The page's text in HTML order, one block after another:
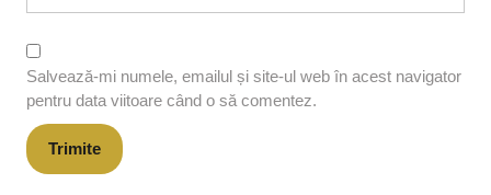
Salvează-mi numele, emailul și site-ul web în acest navigator
pentru data viitoare când o să comentez.